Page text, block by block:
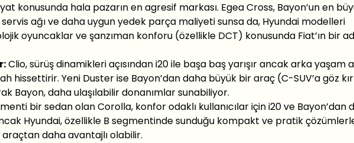
konusunda hala pazarın en agresif markası. Egea Cross, Bayon’un en
ağı ve daha uygun yedek parça maliyeti sunsa da, Hyundai modelleri
oyuncaklar ve şanzıman konforu (özellikle DCT) konusunda Fiat’ın bir
Clio, sürüş dinamikleri açısından i20 ile başa baş yarışır ancak arka yaşam
hissettirir. Yeni Duster ise Bayon’dan daha büyük bir araç (C-SUV’a göz
Bayon, daha ulaşılabilir donanımlar sunabiliyor.
bir sedan olan Corolla, konfor odaklı kullanıcılar için i20 ve Bayon’dan
Hyundai, özellikle B segmentinde sunduğu kompakt ve pratik
daha avantajlı olabilir.